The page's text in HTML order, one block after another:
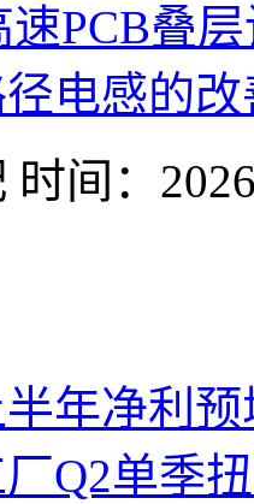
速PCB叠
电感的改
时间：
年净利
Q2单季